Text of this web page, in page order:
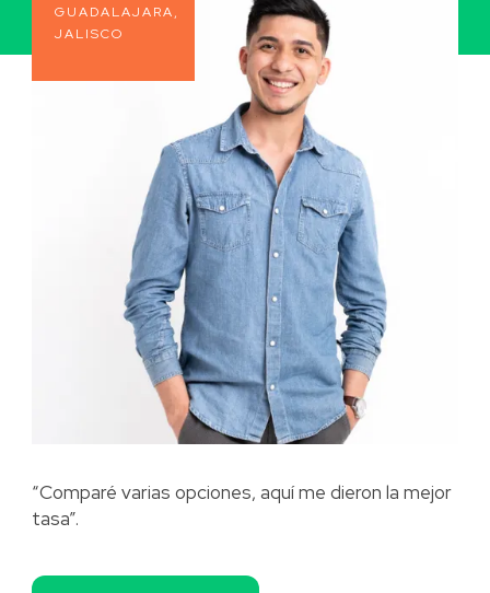
GUADALAJARA,
JALISCO
“Comparé varias opciones, aquí me dieron la mejor
tasa”.